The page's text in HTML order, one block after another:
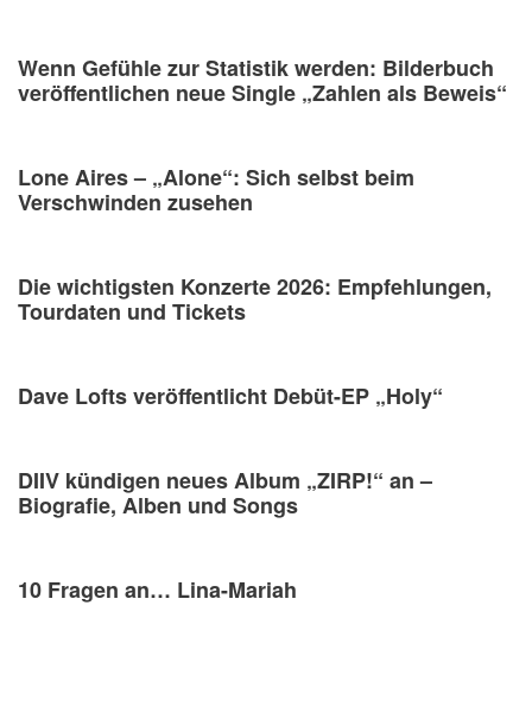
Wenn Gefühle zur Statistik werden: Bilderbuch
veröffentlichen neue Single „Zahlen als Beweis“
Lone Aires – „Alone“: Sich selbst beim
Verschwinden zusehen
Die wichtigsten Konzerte 2026: Empfehlungen,
Tourdaten und Tickets
Dave Lofts veröffentlicht Debüt-EP „Holy“
DIIV kündigen neues Album „ZIRP!“ an –
Biografie, Alben und Songs
10 Fragen an… Lina-Mariah